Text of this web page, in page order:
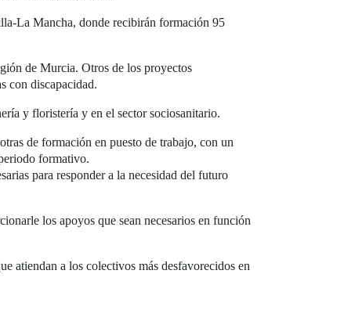
La Mancha, donde recibirán formación 95
de Murcia. Otros de los proyectos
con discapacidad.
y floristería y en el sector sociosanitario.
de formación en puesto de trabajo, con un
formativo.
para responder a la necesidad del futuro
los apoyos que sean necesarios en función
atiendan a los colectivos más desfavorecidos en